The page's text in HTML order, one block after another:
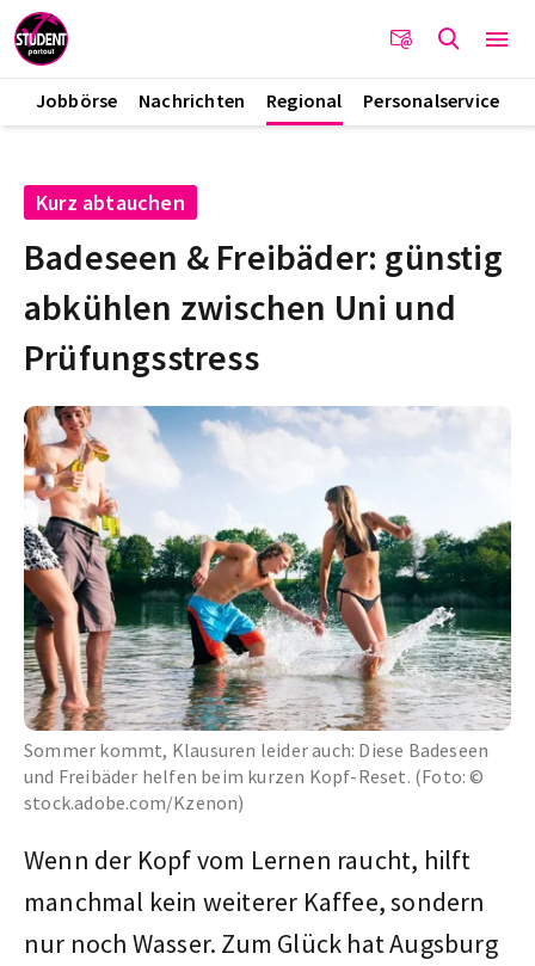
Jobbörse Nachrichten Regional Personalservice
Kurz abtauchen
Badeseen & Freibäder: günstig
abkühlen zwischen Uni und
Prüfungsstress
Sommer kommt, Klausuren leider auch: Diese Badeseen
und Freibäder helfen beim kurzen Kopf-Reset. (Foto: ©
stock.adobe.com/Kzenon)
Wenn der Kopf vom Lernen raucht, hilft
manchmal kein weiterer Kaffee, sondern
nur noch Wasser. Zum Glück hat Augsburg